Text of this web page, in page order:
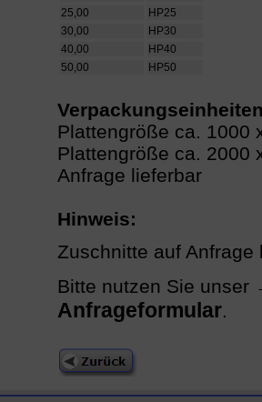
25,00
HP25
30,00
HP30
40,00
HP40
50,00
HP50
Plattengröße ca. 1000
Plattengröße ca. 2000
Anfrage lieferbar
Hinweis:
Zuschnitte auf Anfrage
Bitte nutzen Sie unser
Anfrageformular.